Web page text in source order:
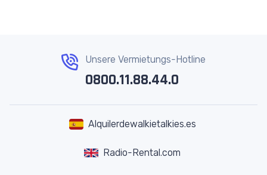
Unsere Vermietungs-Hotline
0800.11.88.44.0
Alquilerdewalkietalkies.es
Radio-Rental.com